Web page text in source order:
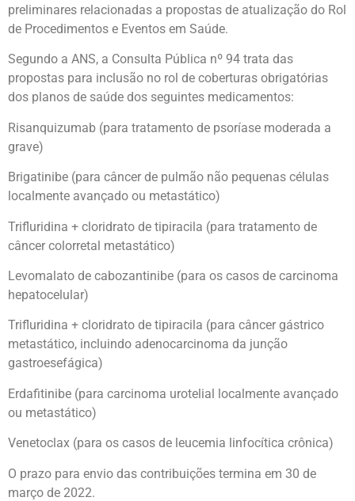
preliminares relacionadas a propostas de atualização do Rol
de Procedimentos e Eventos em Saúde.
Segundo a ANS, a Consulta Pública nº 94 trata das
propostas para inclusão no rol de coberturas obrigatórias
dos planos de saúde dos seguintes medicamentos:
Risanquizumab (para tratamento de psoríase moderada a
grave)
Brigatinibe (para câncer de pulmão não pequenas células
localmente avançado ou metastático)
Trifluridina + cloridrato de tipiracila (para tratamento de
câncer colorretal metastático)
Levomalato de cabozantinibe (para os casos de carcinoma
hepatocelular)
Trifluridina + cloridrato de tipiracila (para câncer gástrico
metastático, incluindo adenocarcinoma da junção
gastroesefágica)
Erdafitinibe (para carcinoma urotelial localmente avançado
ou metastático)
Venetoclax (para os casos de leucemia linfocítica crônica)
O prazo para envio das contribuições termina em 30 de
março de 2022.